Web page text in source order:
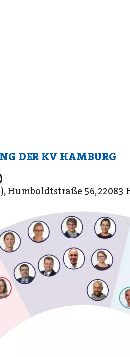
DER KV HAMBURG
Humboldtstraße 56, 22083